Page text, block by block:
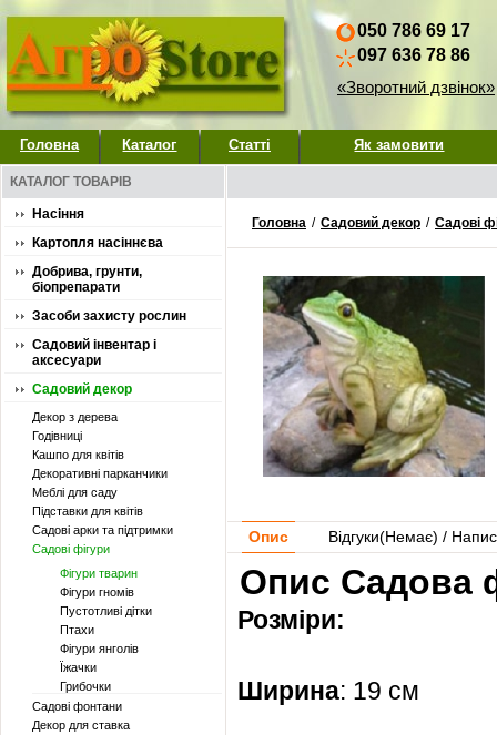
050 786 69 17
097 636 78 86
«Зворотний дзвінок»
Головна Каталог Статті Як замовити
КАТАЛОГ ТОВАРІВ
Насіння
Картопля насіннєва
Добрива, грунти,
біопрепарати
Засоби захисту рослин
Садовий інвентар і
аксесуари
Садовий декор
Декор з дерева
Годівниці
Кашпо для квітів
Декоративні парканчики
Меблі для саду
Підставки для квітів
Садові арки та підтримки
Садові фігури
Фігури тварин
Фігури гномів
Пустотливі дітки
Птахи
Фігури янголів
Їжачки
Грибочки
Садові фонтани
Декор для ставка
Головна / Садовий декор / Садові
Опис Відгуки(Немає) /
Опис Садова
Розміри:
Ширина: 19 см